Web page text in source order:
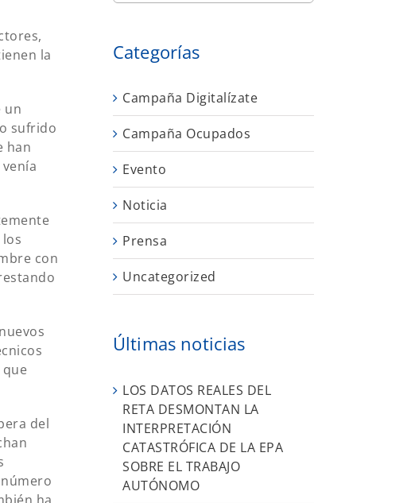
la
un
sufrido
han
con
del
Categorías
Campaña Digitalízate
Campaña Ocupados
Evento
Noticia
Prensa
Uncategorized
Últimas noticias
LOS DATOS REALES DEL
RETA DESMONTAN LA
INTERPRETACIÓN
CATASTRÓFICA DE LA EPA
SOBRE EL TRABAJO
AUTÓNOMO